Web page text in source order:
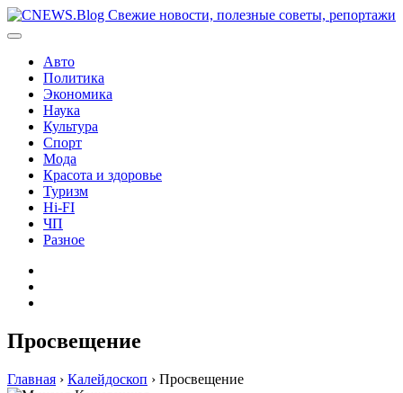
Перейти
к
Авто
Политика
Экономика
Наука
Культура
Спорт
Мода
Красота и здоровье
Туризм
Hi-FI
ЧП
Разное
Просвещение
Главная › Калейдоскоп › Просвещение